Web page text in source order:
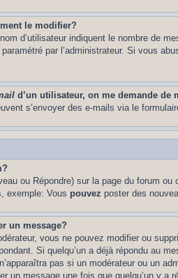
le modifier?
d’utilisateur indiquent le nombre de
paramétré par l’administrateur. Si vous
d’un utilisateur, on me demande de
s’envoyer des e-mails via le
ou Répondre) sur la page du forum
exemple: Vous pouvez poster des
un message?
vous ne pouvez modifier ou
Si quelqu’un a déjà répondu au
pas si un modérateur ou un
un message une fois que quelqu’un y a